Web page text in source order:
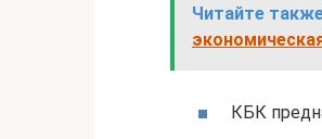
Читайте
КБК